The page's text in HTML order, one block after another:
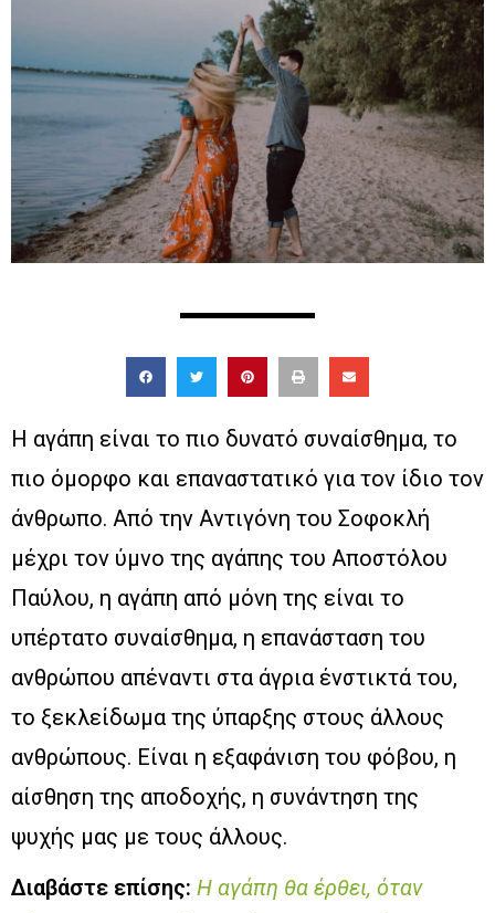
Η αγάπη είναι το πιο δυνατό συναίσθημα, το
πιο όμορφο και επαναστατικό για τον ίδιο τον
άνθρωπο. Από την Αντιγόνη του Σοφοκλή
μέχρι τον ύμνο της αγάπης του Αποστόλου
Παύλου, η αγάπη από μόνη της είναι το
υπέρτατο συναίσθημα, η επανάσταση του
ανθρώπου απέναντι στα άγρια ένστικτά του,
το ξεκλείδωμα της ύπαρξης στους άλλους
ανθρώπους. Είναι η εξαφάνιση του φόβου, η
αίσθηση της αποδοχής, η συνάντηση της
ψυχής μας με τους άλλους.
Διαβάστε επίσης: Η αγάπη θα έρθει, όταν